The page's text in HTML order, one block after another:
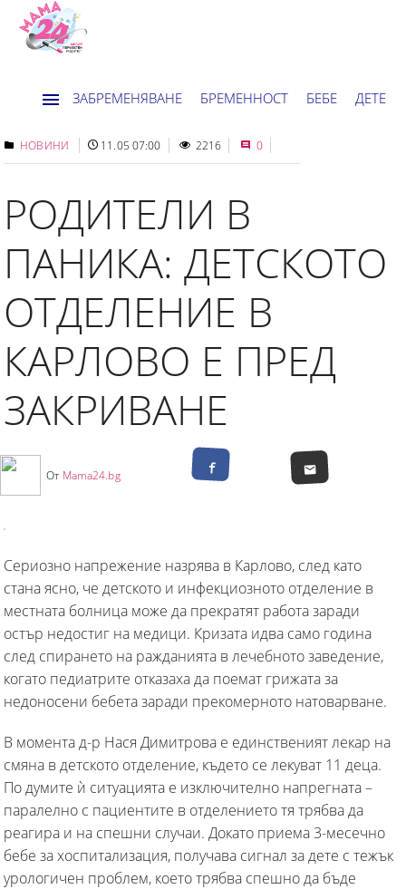
ЗАБРЕМЕНЯВАНЕ БРЕМЕННОСТ БЕБЕ ДЕТЕ
ДОМ НОВИНИ ХОРОСКОП
НОВИНИ 11.05 07:00 2216 0
РОДИТЕЛИ В
ПАНИКА: ДЕТСКОТО
ОТДЕЛЕНИЕ В
КАРЛОВО Е ПРЕД
ЗАКРИВАНЕ
От Mama24.bg
Сериозно напрежение назрява в Карлово, след като
стана ясно, че детското и инфекциозното отделение в
местната болница може да прекратят работа заради
остър недостиг на медици. Кризата идва само година
след спирането на ражданията в лечебното заведение,
когато педиатрите отказаха да поемат грижата за
недоносени бебета заради прекомерното натоварване.
В момента д-р Нася Димитрова е единственият лекар на
смяна в детското отделение, където се лекуват 11 деца.
По думите ѝ ситуацията е изключително напрегната –
паралелно с пациентите в отделението тя трябва да
реагира и на спешни случаи. Докато приема 3-месечно
бебе за хоспитализация, получава сигнал за дете с тежък
урологичен проблем, което трябва спешно да бъде